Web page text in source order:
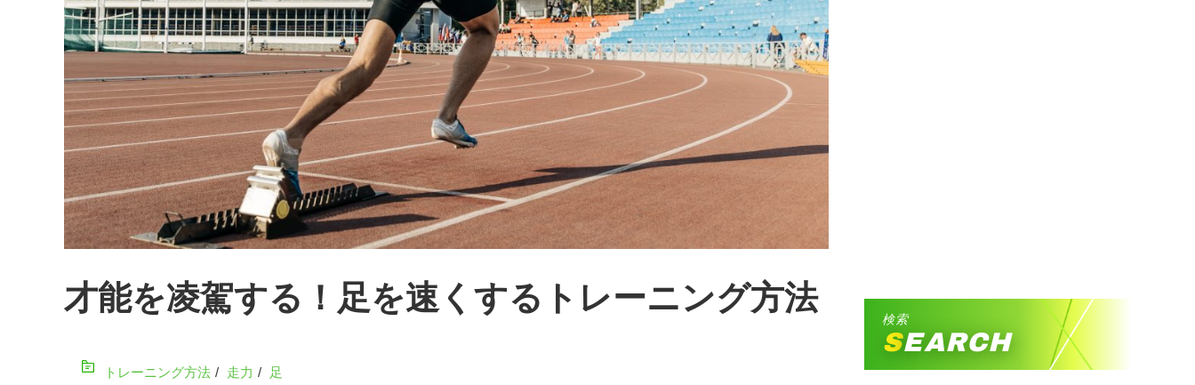
才能を凌駕する！足を速くするトレーニング方法
トレーニング方法 / 走力 / 足
検索
SEARCH